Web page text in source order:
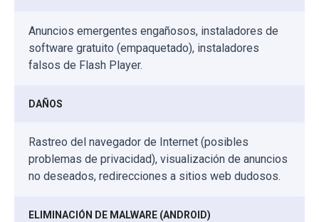
Anuncios emergentes engañosos, instaladores de
software gratuito (empaquetado), instaladores
falsos de Flash Player.
DAÑOS
Rastreo del navegador de Internet (posibles
problemas de privacidad), visualización de anuncios
no deseados, redirecciones a sitios web dudosos.
ELIMINACIÓN DE MALWARE (ANDROID)